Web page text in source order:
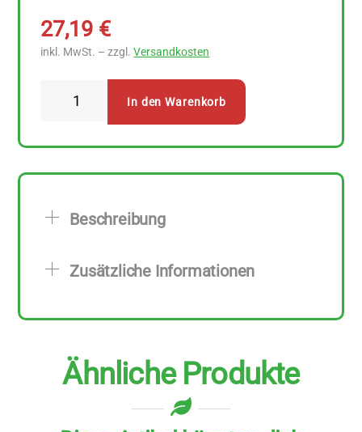
27,19 €
inkl. MwSt. – zzgl.Versandkosten
280
Menge
In den Warenkorb
Beschreibung
Zusätzliche Informationen
Ähnliche Produkte